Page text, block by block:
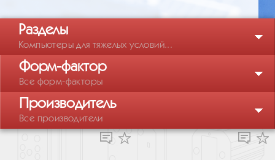
Разделы
Компьютеры для тяжелых условий...
Форм-фактор
Все форм-факторы
Производитель
Все производители